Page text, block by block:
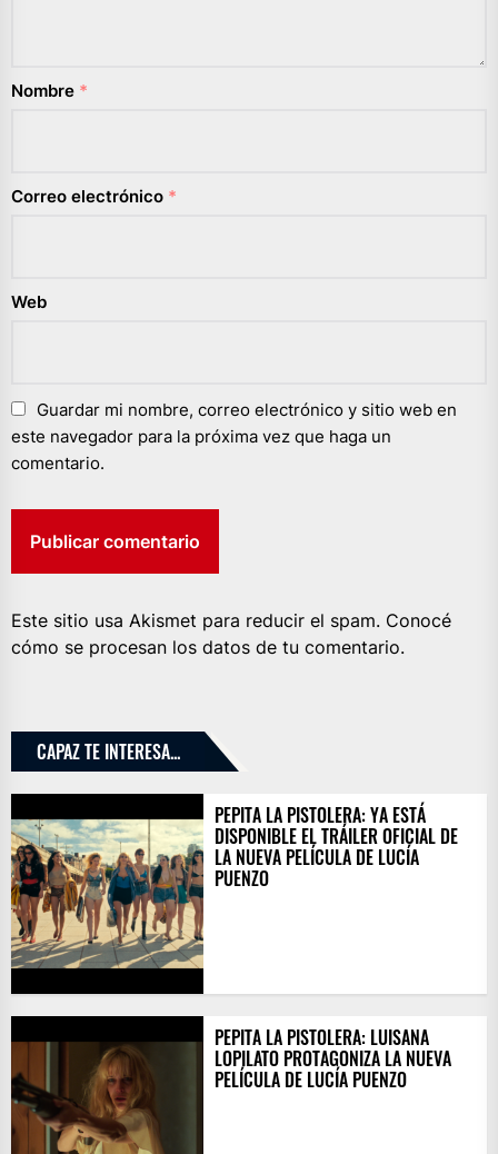
Nombre *
Correo electrónico *
Web
Guardar mi nombre, correo electrónico y sitio web en
este navegador para la próxima vez que haga un
comentario.
Este sitio usa Akismet para reducir el spam. Conocé
cómo se procesan los datos de tu comentario.
CAPAZ TE INTERESA...
PEPITA LA PISTOLERA: YA ESTÁ
DISPONIBLE EL TRÁILER OFICIAL DE
LA NUEVA PELÍCULA DE LUCÍA
PUENZO
PEPITA LA PISTOLERA: LUISANA
LOPILATO PROTAGONIZA LA NUEVA
PELÍCULA DE LUCÍA PUENZO